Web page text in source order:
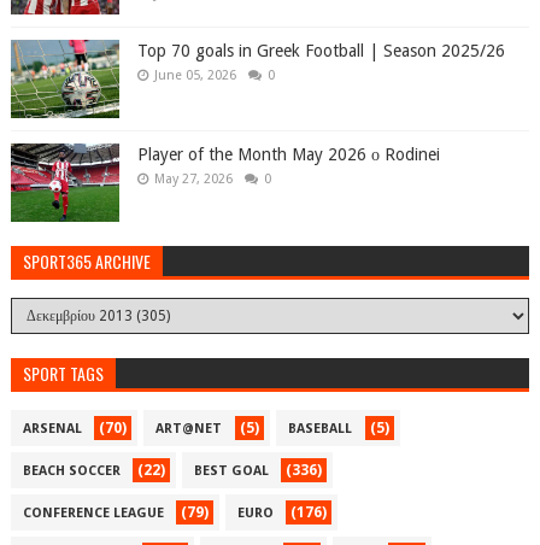
Top 70 goals in Greek Football | Season 2025/26
June 05, 2026 0
Player of the Month May 2026 ο Rodinei
May 27, 2026 0
SPORT365 ARCHIVE
SPORT TAGS
ARSENAL (70) ART@NET (5) BASEBALL (5)
BEACH SOCCER (22) BEST GOAL (336)
CONFERENCE LEAGUE (79) EURO (176)